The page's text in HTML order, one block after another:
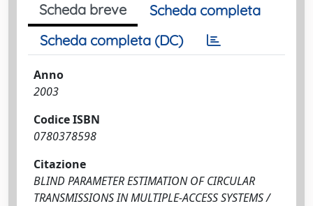
Scheda breve
Scheda completa
Scheda completa (DC)
Anno
2003
Codice ISBN
0780378598
Citazione
BLIND PARAMETER ESTIMATION OF CIRCULAR
TRANSMISSIONS IN MULTIPLE-ACCESS SYSTEMS /